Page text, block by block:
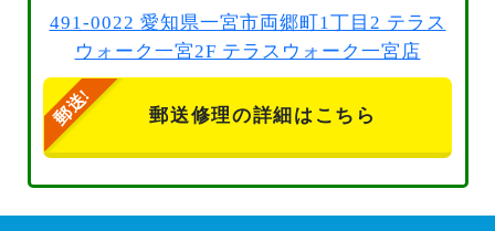
491-0022 愛知県一宮市両郷町1丁目2 テラス
ウォーク一宮2F テラスウォーク一宮店
郵送修理の詳細はこちら